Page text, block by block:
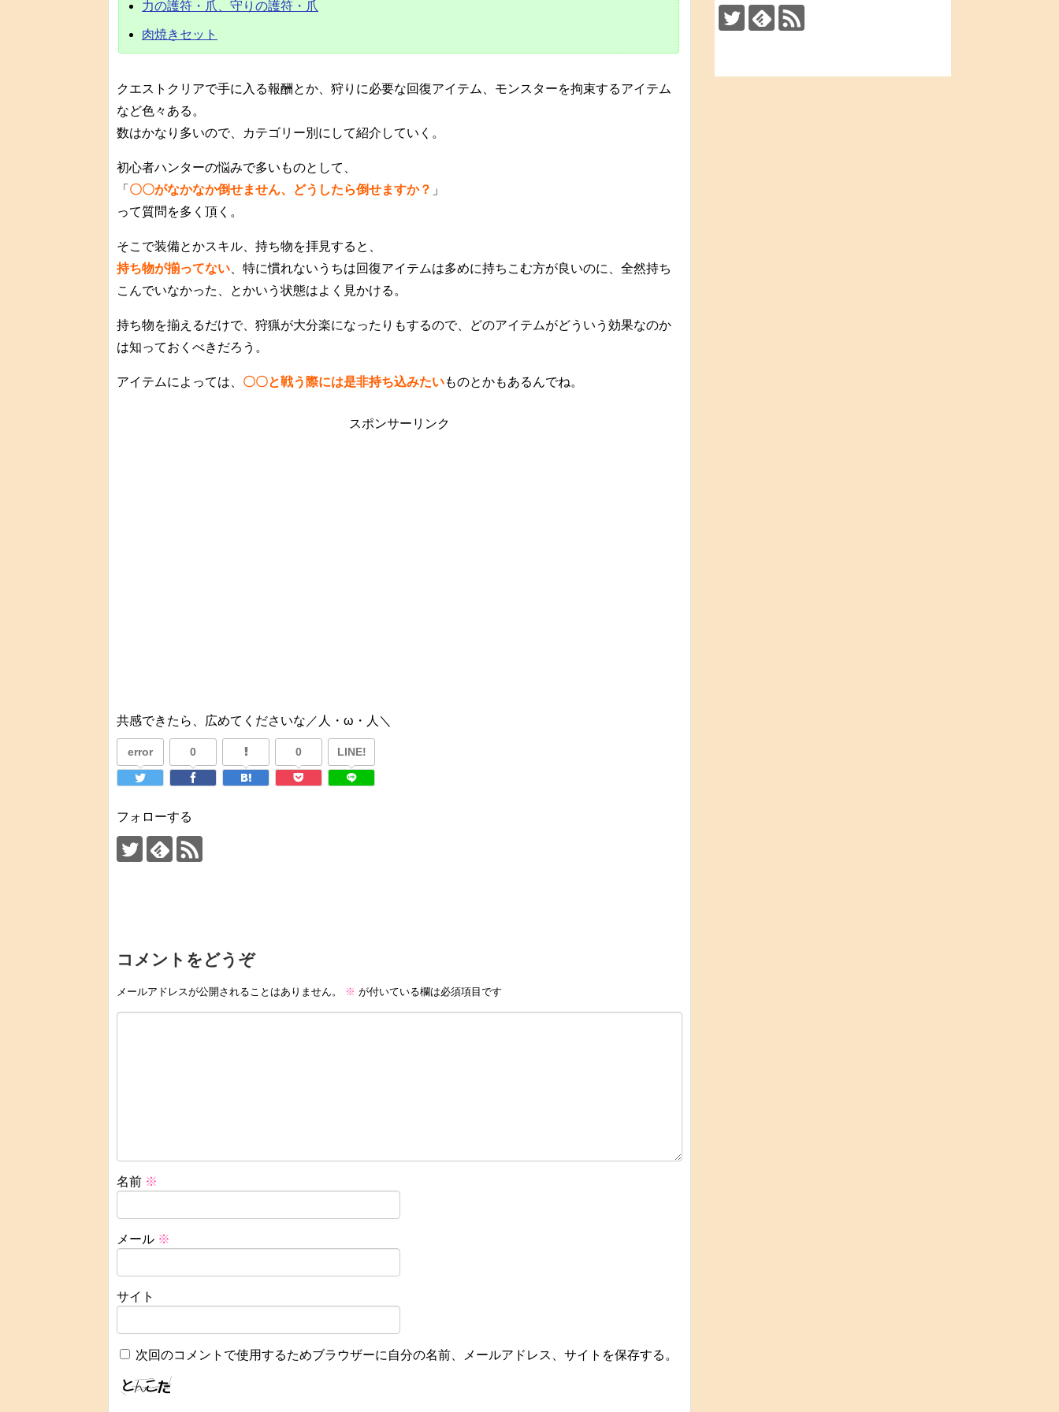
力の護符・爪、守りの護符・爪
肉焼きセット
クエストクリアで手に入る報酬とか、狩りに必要な回復アイテム、モンスターを拘束するアイテム
など色々ある。
数はかなり多いので、カテゴリー別にして紹介していく。
初心者ハンターの悩みで多いものとして、
「 〇〇がなかなか倒せません、どうしたら倒せますか？ 」
って質問を多く頂く。
そこで装備とかスキル、持ち物を拝見すると、
持ち物が揃ってない 、特に慣れないうちは回復アイテムは多めに持ちこむ方が良いのに、全然持ち
こんでいなかった、とかいう状態はよく見かける。
持ち物を揃えるだけで、狩猟が大分楽になったりもするので、どのアイテムがどういう効果なのか
は知っておくべきだろう。
アイテムによっては、 〇〇と戦う際には是非持ち込みたいものとかもあるんでね。
スポンサーリンク
共感できたら、広めてくださいな／人・ω・人＼
error 0 0 LINE!
フォローする
コメントをどうぞ
メールアドレスが公開されることはありません。 ※ が付いている欄は必須項目です
名前 ※
メール ※
サイト
次回のコメントで使用するためブラウザーに自分の名前、メールアドレス、サイトを保存する。